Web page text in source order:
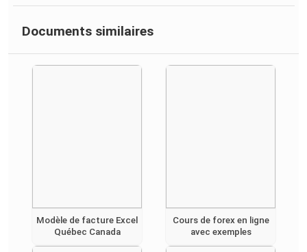
Documents similaires
Modèle de facture Excel
Québec Canada
Cours de forex en ligne
avec exemples